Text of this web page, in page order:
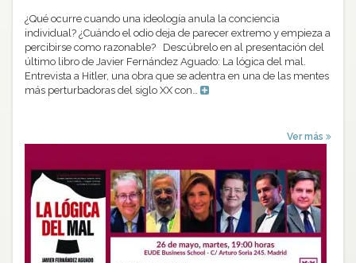
¿Qué ocurre cuando una ideología anula la conciencia
individual? ¿Cuándo el odio deja de parecer extremo y empieza a
percibirse como razonable? Descúbrelo en al presentación del
último libro de Javier Fernández Aguado: La lógica del mal.
Entrevista a Hitler, una obra que se adentra en una de las mentes
más perturbadoras del siglo XX con…
Ver más